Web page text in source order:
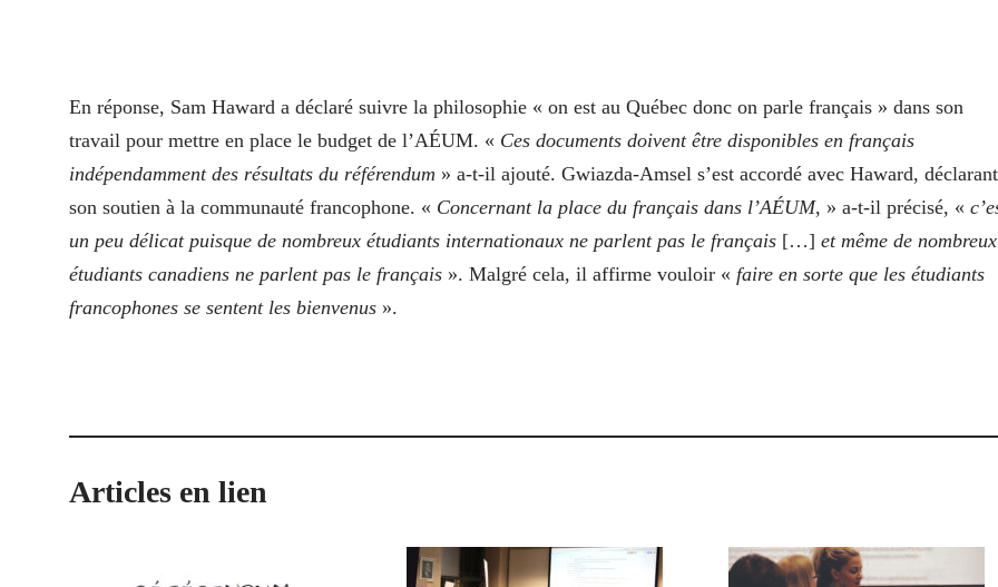
En réponse, Sam Haward a déclaré suivre la philosophie « on est au Québec donc on parle français » dans son
travail pour mettre en place le budget de l’AÉUM. « Ces documents doivent être disponibles en français
indépendamment des résultats du référendum » a‑t-il ajouté. Gwiazda-Amsel s’est accordé avec Haward, déclarant
son soutien à la communauté francophone. « Concernant la place du français dans l’AÉUM, » a‑t-il précisé, «
un peu délicat puisque de nombreux étudiants internationaux ne parlent pas le français […] et même de nombreux
étudiants canadiens ne parlent pas le français ». Malgré cela, il affirme vouloir « faire en sorte que les étudiants
francophones se sentent les bienvenus ».
Articles en lien